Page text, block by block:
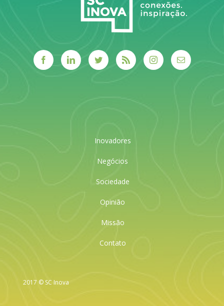
Inovadores
Negócios
Sociedade
Opinião
Missão
Contato
2017 © SC Inova